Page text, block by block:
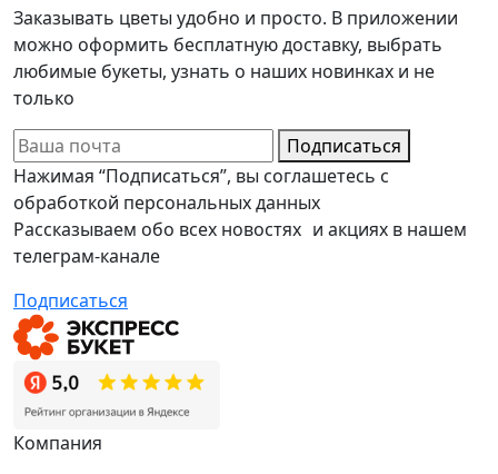
Заказывать цветы удобно и просто. В приложении
можно оформить бесплатную доставку, выбрать
любимые букеты, узнать о наших новинках и не
только
Подписаться
Нажимая “Подписаться”, вы соглашетесь с
обработкой персональных данных
Рассказываем обо всех новостях и акциях в нашем
телеграм-канале
Подписаться
Компания